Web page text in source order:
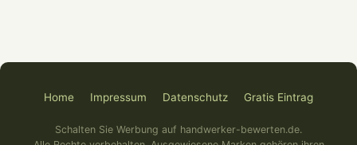
Home Impressum Datenschutz Gratis Eintrag
Schalten Sie Werbung auf handwerker-bewerten.de.